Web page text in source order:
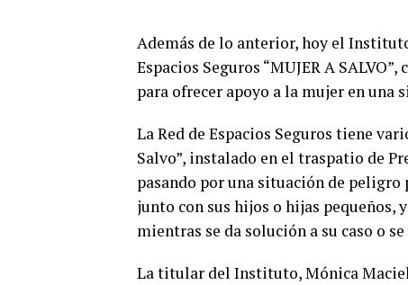
Además de lo anterior, hoy el
Espacios Seguros “MUJER A
para ofrecer apoyo a la mujer en una
La Red de Espacios Seguros tiene
Salvo”, instalado en el traspatio de
pasando por una situación de
junto con sus hijos o hijas pequeños,
mientras se da solución a su caso o
La titular del Instituto, Mónica Maciel